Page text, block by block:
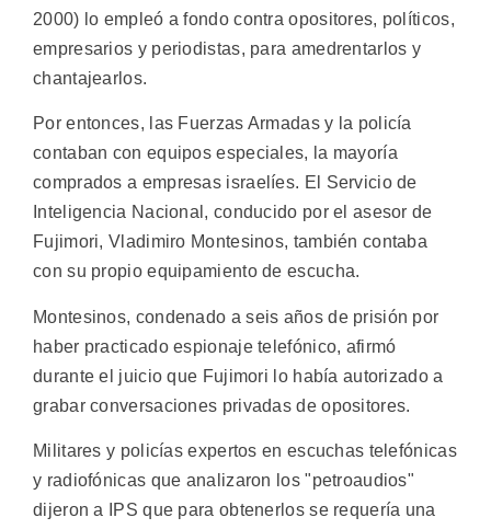
2000) lo empleó a fondo contra opositores, políticos,
empresarios y periodistas, para amedrentarlos y
chantajearlos.
Por entonces, las Fuerzas Armadas y la policía
contaban con equipos especiales, la mayoría
comprados a empresas israelíes. El Servicio de
Inteligencia Nacional, conducido por el asesor de
Fujimori, Vladimiro Montesinos, también contaba
con su propio equipamiento de escucha.
Montesinos, condenado a seis años de prisión por
haber practicado espionaje telefónico, afirmó
durante el juicio que Fujimori lo había autorizado a
grabar conversaciones privadas de opositores.
Militares y policías expertos en escuchas telefónicas
y radiofónicas que analizaron los "petroaudios"
dijeron a IPS que para obtenerlos se requería una